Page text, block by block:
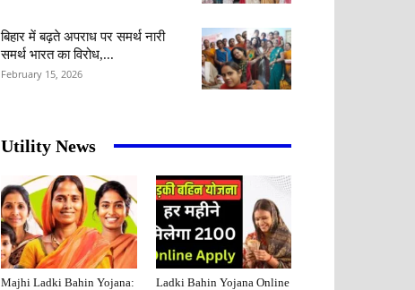
बिहार में बढ़ते अपराध पर समर्थ नारी
समर्थ भारत का विरोध,...
February 15, 2026
Utility News
Majhi Ladki Bahin Yojana:
Ladki Bahin Yojana Online